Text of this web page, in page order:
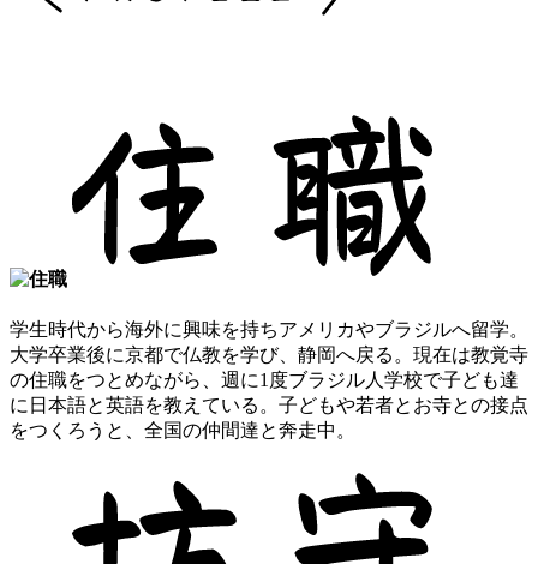
学生時代から海外に興味を持ちアメリカやブラジルへ留学。
大学卒業後に京都で仏教を学び、静岡へ戻る。現在は教覚寺
の住職をつとめながら、週に1度ブラジル人学校で子ども達
に日本語と英語を教えている。子どもや若者とお寺との接点
をつくろうと、全国の仲間達と奔走中。